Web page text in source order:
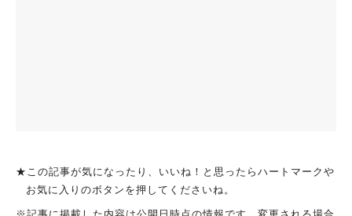
★この記事が気になったり、いいね！と思ったらハートマークや
お気に入りのボタンを押してくださいね。